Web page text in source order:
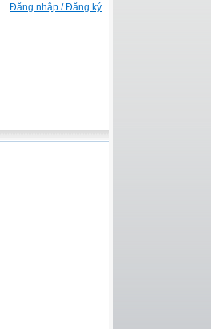
Đăng nhập / Đăng ký